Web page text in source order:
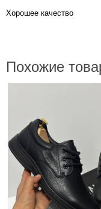
Хорошее качество
Похожие